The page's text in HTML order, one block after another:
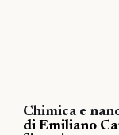
Chimica e
di Emiliano